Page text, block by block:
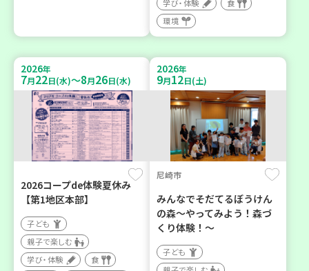
学び・体験
食
環境
2026年
7月22日(水)～8月26日(水)
2026コープde体験夏休み
【第1地区本部】
子ども
親子で楽しむ
学び・体験
食
2026年
9月12日(土)
尼崎市
みんなでそだてるぼうけん
の森～やってみよう！森づ
くり体験！～
子ども